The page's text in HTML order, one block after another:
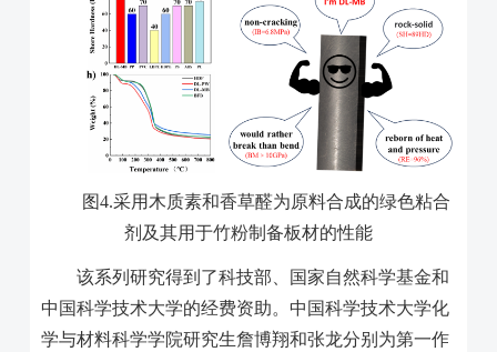
图4.采用木质素和香草醛为原料合成的绿色粘合
剂及其用于竹粉制备板材的性能
该系列研究得到了科技部、国家自然科学基金和
中国科学技术大学的经费资助。中国科学技术大学化
学与材料科学学院研究生詹博翔和张龙分别为第一作